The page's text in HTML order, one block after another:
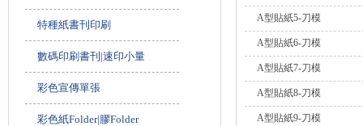
特種紙書刊印刷
數碼印刷書刊|速印小量
彩色宣傳單張
彩色紙Folder|膠Folder
A型貼紙5-刀模
A型貼紙6-刀模
A型貼紙7-刀模
A型貼紙8-刀模
A型貼紙9-刀模